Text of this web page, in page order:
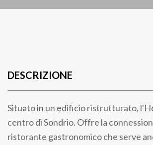
DESCRIZIONE
Situato in un edificio ristrutturato,
centro di Sondrio. Offre la
ristorante gastronomico che serve